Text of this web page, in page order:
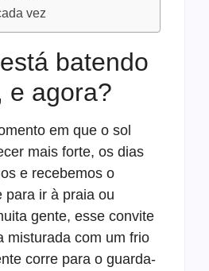
vez
batendo
e agora?
em que o sol
mais forte, os dias
e recebemos o
para ir à praia ou
gente, esse convite
misturada com um frio
corre para o guarda-